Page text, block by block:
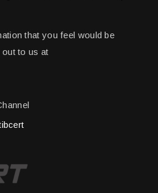
that you feel would be
out to us at